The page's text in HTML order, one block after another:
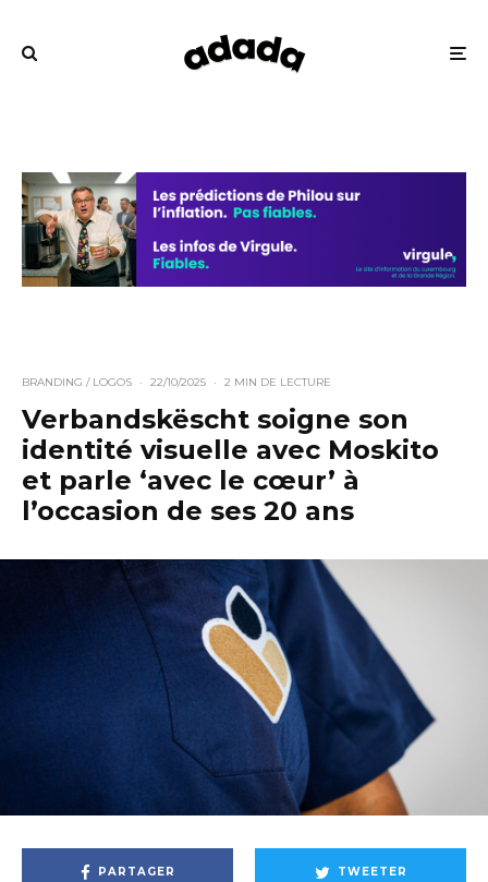
BRANDING / LOGOS · 22/10/2025 · 2 MIN DE LECTURE
Verbandskëscht soigne son
identité visuelle avec Moskito
et parle ‘avec le cœur’ à
l’occasion de ses 20 ans
PARTAGER TWEETER